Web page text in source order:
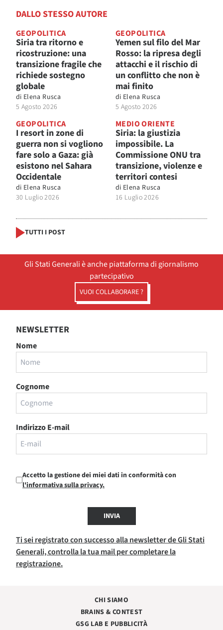
DALLO STESSO AUTORE
GEOPOLITICA
Siria tra ritorno e
ricostruzione: una
transizione fragile che
richiede sostegno
globale
di Elena Rusca
5 Agosto 2026
GEOPOLITICA
Yemen sul filo del Mar
Rosso: la ripresa degli
attacchi e il rischio di
un conflitto che non è
mai finito
di Elena Rusca
5 Agosto 2026
GEOPOLITICA
I resort in zone di
guerra non si vogliono
fare solo a Gaza: già
esistono nel Sahara
Occidentale
di Elena Rusca
30 Luglio 2026
MEDIO ORIENTE
Siria: la giustizia
impossibile. La
Commissione ONU tra
transizione, violenze e
territori contesi
di Elena Rusca
16 Luglio 2026
TUTTI I POST
Gli Stati Generali è anche piattaforma di giornalismo
partecipativo
VUOI COLLABORARE ?
NEWSLETTER
Nome
Cognome
Indirizzo E-mail
Accetto la gestione dei miei dati in conformità con
l'informativa sulla privacy.
INVIA
Ti sei registrato con successo alla newsletter de Gli Stati
Generali, controlla la tua mail per completare la
registrazione.
CHI SIAMO
BRAINS & CONTEST
GSG LAB E PUBBLICITÀ